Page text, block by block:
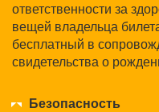
ответственности за
вещей владельца
бесплатный в
свидетельства о
Безопасность